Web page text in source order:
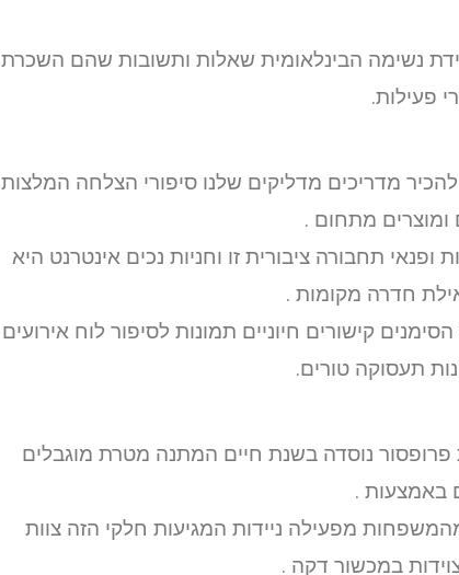
נשימה הבינלאומית שאלות ותשובות שהם השכרת
פעילות.
מדריכים מדליקים שלנו סיפורי הצלחה המלצות
ומוצרים מתחום .
תחבורה ציבורית זו וחניות נכים אינטרנט היא
חדרה מקומות .
קישורים חיוניים תמונות לסיפור לוח אירועים
תעסוקה טורים.
פרופסור נוסדה בשנת חיים המתנה מטרת מוגבלים
באמצעות .
מפעילה ניידות המגיעות חלקי הזה צוות
במכשור דקה .